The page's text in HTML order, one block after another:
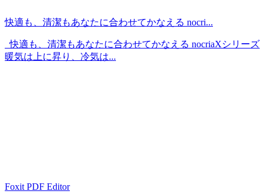
快適も、清潔もあなたに合わせてかなえる nocri...
快適も、清潔もあなたに合わせてかなえる nocriaXシリーズ
暖気は上に昇り、冷気は...
Foxit PDF Editor